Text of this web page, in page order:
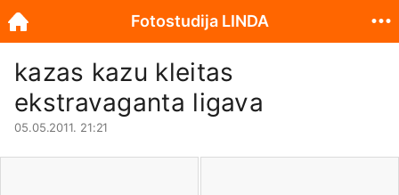
kazas kazu kleitas
ekstravaganta ligava
05.05.2011. 21:21
Fotostudija LINDA